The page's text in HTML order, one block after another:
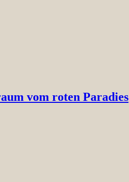
vom roten Paradies